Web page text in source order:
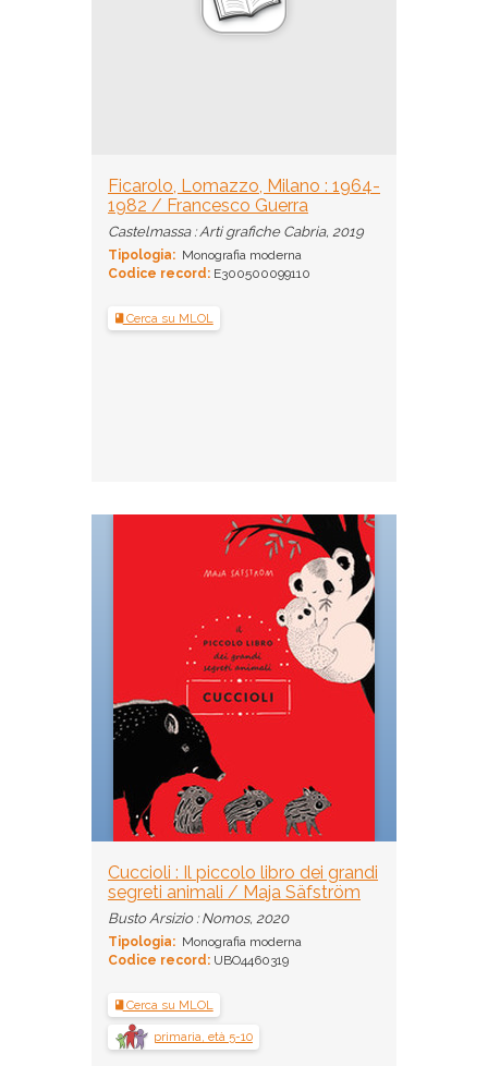
Ficarolo, Lomazzo, Milano : 1964-
1982 / Francesco Guerra
Castelmassa : Arti grafiche Cabria, 2019
Tipologia: Monografia moderna
Codice record: E300500099110
Cerca su MLOL
Cuccioli : Il piccolo libro dei grandi
segreti animali / Maja Säfström
Busto Arsizio : Nomos, 2020
Tipologia: Monografia moderna
Codice record: UBO4460319
Cerca su MLOL
primaria, età 5-10